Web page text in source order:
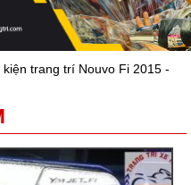
kiện trang trí Nouvo Fi 2015 -